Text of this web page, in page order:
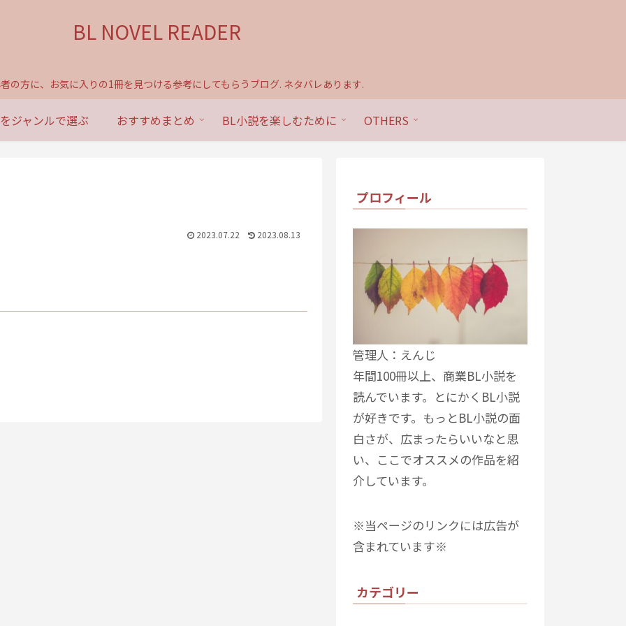
BL NOVEL READER
の方に、お気に入りの1冊を見つける参考にしてもらうブログ. ネタバレあります.
ジャンルで選ぶ おすすめまとめ BL小説を楽しむために OTHERS
2023.07.22 2023.08.13
プロフィール
管理人：えんじ
年間100冊以上、商業BL小説を
読んでいます。とにかくBL小説
が好きです。もっとBL小説の面
白さが、広まったらいいなと思
い、ここでオススメの作品を紹
介しています。
※当ページのリンクには広告が
含まれています※
カテゴリー